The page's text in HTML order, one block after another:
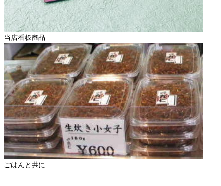
当店看板商品
ごはんと共に